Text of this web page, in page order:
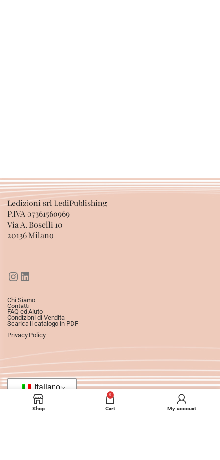
Ledizioni srl LediPublishing
P.IVA 07361560969
Via A. Boselli 10
20136 Milano
Chi Siamo
Contatti
FAQ ed Aiuto
Condizioni di Vendita
Scarica il catalogo in PDF
Privacy Policy
Italiano
Shop
0
Cart My account